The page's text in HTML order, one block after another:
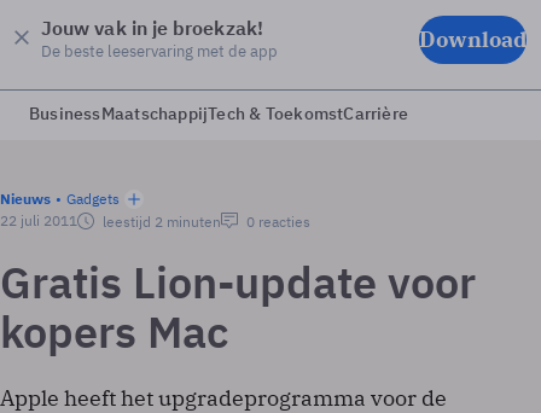
Jouw vak in je broekzak!
De beste leeservaring met de app Download
BusinessMaatschappijTech & ToekomstCarrière
Nieuws
Gadgets
22 juli 2011
leestijd 2 minuten 0 reacties
Gratis Lion-update voor
kopers Mac
Apple heeft het upgradeprogramma voor de